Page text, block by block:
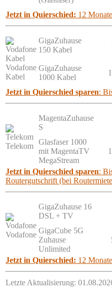
Jetzt in Quierschied: 12
Vodafone
Kabel
GigaZuhause
150 Kabel
GigaZuhause
1000 Kabel
Jetzt in Quierschied sparen:
Telekom
MagentaZuhause
S
Glasfaser 1000
mit MagentaTV
MegaStream
Jetzt in Quierschied sparen:
Routergutschrift (bei
Vodafone
GigaZuhause 16
DSL + TV
GigaCube 5G
Zuhause
Unlimited
Jetzt in Quierschied: 12
Letzte Aktualisierung: